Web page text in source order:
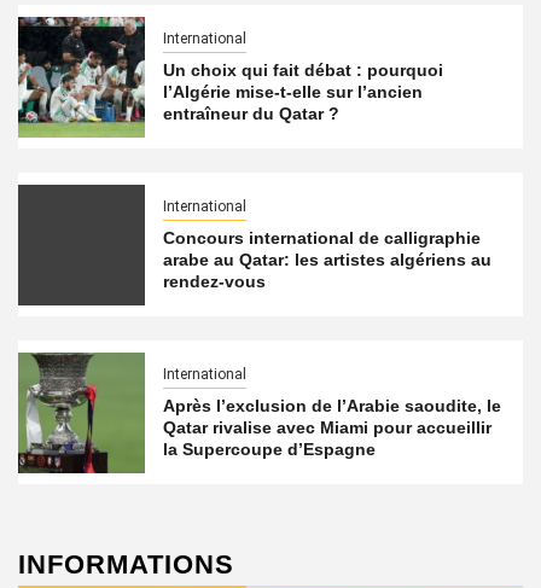
International
Un choix qui fait débat : pourquoi
l’Algérie mise-t-elle sur l’ancien
entraîneur du Qatar ?
International
Concours international de calligraphie
arabe au Qatar: les artistes algériens au
rendez-vous
International
Après l’exclusion de l’Arabie saoudite, le
Qatar rivalise avec Miami pour accueillir
la Supercoupe d’Espagne
INFORMATIONS